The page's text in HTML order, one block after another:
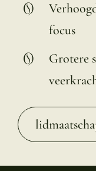
focus
Grotere